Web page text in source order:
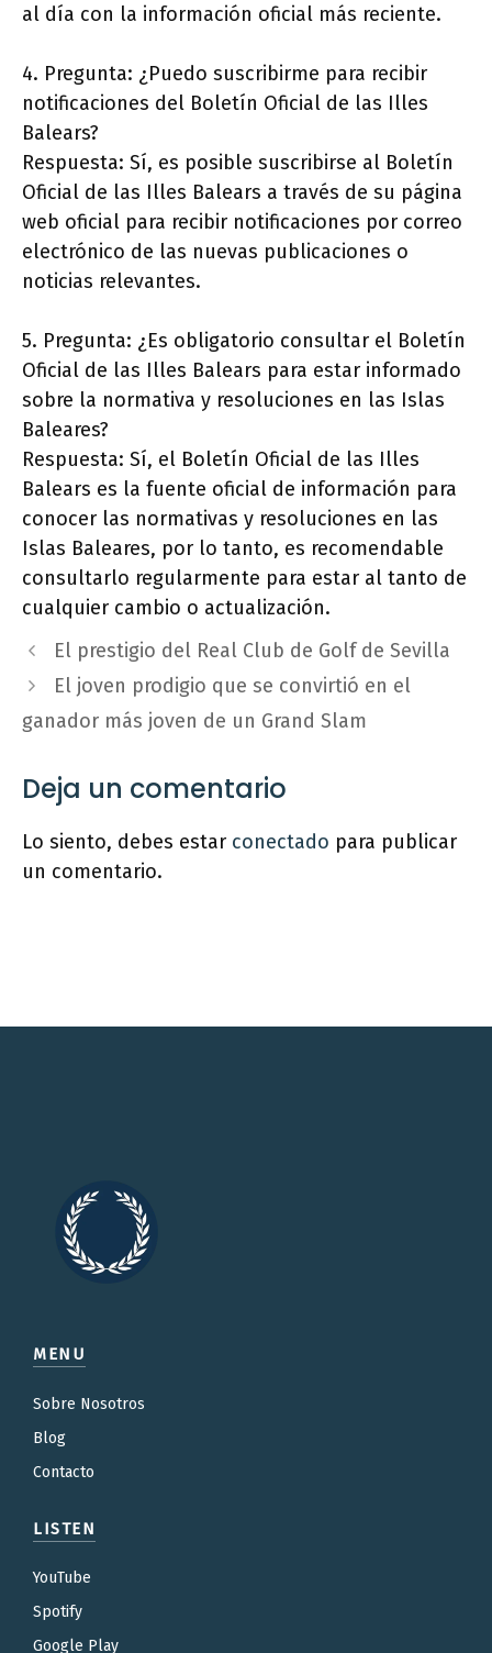
al día con la información oficial más reciente.
4. Pregunta: ¿Puedo suscribirme para recibir
notificaciones del Boletín Oficial de las Illes
Balears?
Respuesta: Sí, es posible suscribirse al Boletín
Oficial de las Illes Balears a través de su página
web oficial para recibir notificaciones por correo
electrónico de las nuevas publicaciones o
noticias relevantes.
5. Pregunta: ¿Es obligatorio consultar el Boletín
Oficial de las Illes Balears para estar informado
sobre la normativa y resoluciones en las Islas
Baleares?
Respuesta: Sí, el Boletín Oficial de las Illes
Balears es la fuente oficial de información para
conocer las normativas y resoluciones en las
Islas Baleares, por lo tanto, es recomendable
consultarlo regularmente para estar al tanto de
cualquier cambio o actualización.
El prestigio del Real Club de Golf de Sevilla
El joven prodigio que se convirtió en el
ganador más joven de un Grand Slam
Deja un comentario
Lo siento, debes estar conectado para publicar
un comentario.
MENU
Sobre Nosotros
Blog
Contacto
LISTEN
YouTube
Spotify
Google Play